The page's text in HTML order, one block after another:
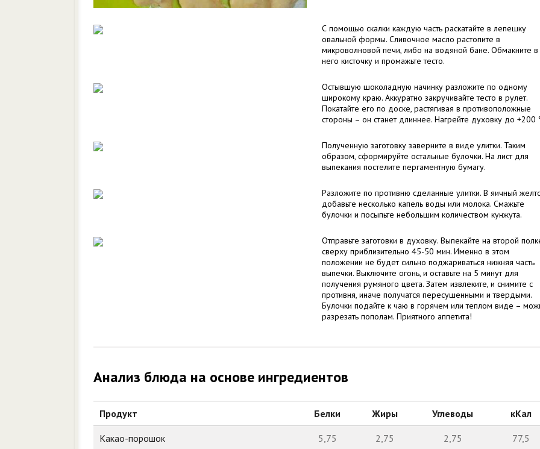
С помощью скалки каждую часть раскатайте в лепешку
овальной формы. Сливочное масло растопите в
микроволновой печи, либо на водяной бане. Обмакните в
него кисточку и промажьте тесто.
Остывшую шоколадную начинку разложите по одному
широкому краю. Аккуратно закручивайте тесто в рулет.
Покатайте его по доске, растягивая в противоположные
стороны – он станет длиннее. Нагрейте духовку до +200
Полученную заготовку заверните в виде улитки. Таким
образом, сформируйте остальные булочки. На лист для
выпекания постелите пергаментную бумагу.
Разложите по противню сделанные улитки. В яичный
добавьте несколько капель воды или молока. Смажьте
булочки и посыпьте небольшим количеством кунжута.
Отправьте заготовки в духовку. Выпекайте на второй
сверху приблизительно 45-50 мин. Именно в этом
положении не будет сильно поджариваться нижняя часть
выпечки. Выключите огонь, и оставьте на 5 минут для
получения румяного цвета. Затем извлеките, и снимите с
противня, иначе получатся пересушенными и твердыми.
Булочки подайте к чаю в горячем или теплом виде –
разрезать пополам. Приятного аппетита!
Анализ блюда на основе ингредиентов
Продукт Белки Жиры Углеводы кКал
Какао-порошок 5,75 2,75 2,75 77,5